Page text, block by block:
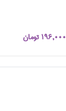
196,000 تومان